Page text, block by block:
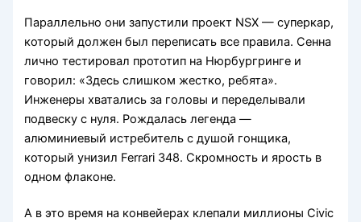
Параллельно они запустили проект NSX — суперкар,
который должен был переписать все правила. Сенна
лично тестировал прототип на Нюрбургринге и
говорил: «Здесь слишком жестко, ребята».
Инженеры хватались за головы и переделывали
подвеску с нуля. Рождалась легенда —
алюминиевый истребитель с душой гонщика,
который унизил Ferrari 348. Скромность и ярость в
одном флаконе.
А в это время на конвейерах клепали миллионы Civic